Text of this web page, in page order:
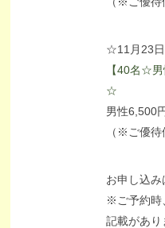
☆11月23日
【40名☆
☆
男性6,500
（※ご優待
お申し込み
※ご予約時
記載があり